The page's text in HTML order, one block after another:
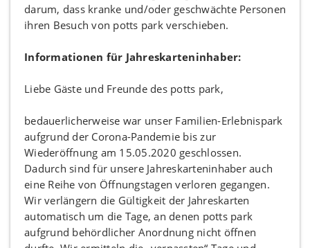
darum, dass kranke und/oder geschwächte Personen
ihren Besuch von potts park verschieben.
Informationen für Jahreskarteninhaber:
Liebe Gäste und Freunde des potts park,
bedauerlicherweise war unser Familien-Erlebnispark
aufgrund der Corona-Pandemie bis zur
Wiederöffnung am 15.05.2020 geschlossen.
Dadurch sind für unsere Jahreskarteninhaber auch
eine Reihe von Öffnungstagen verloren gegangen.
Wir verlängern die Gültigkeit der Jahreskarten
automatisch um die Tage, an denen potts park
aufgrund behördlicher Anordnung nicht öffnen